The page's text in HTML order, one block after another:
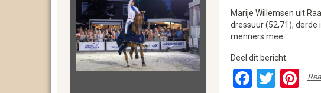
Marije Willemsen uit
dressuur (52,71), derde
menners mee.
Deel dit bericht.